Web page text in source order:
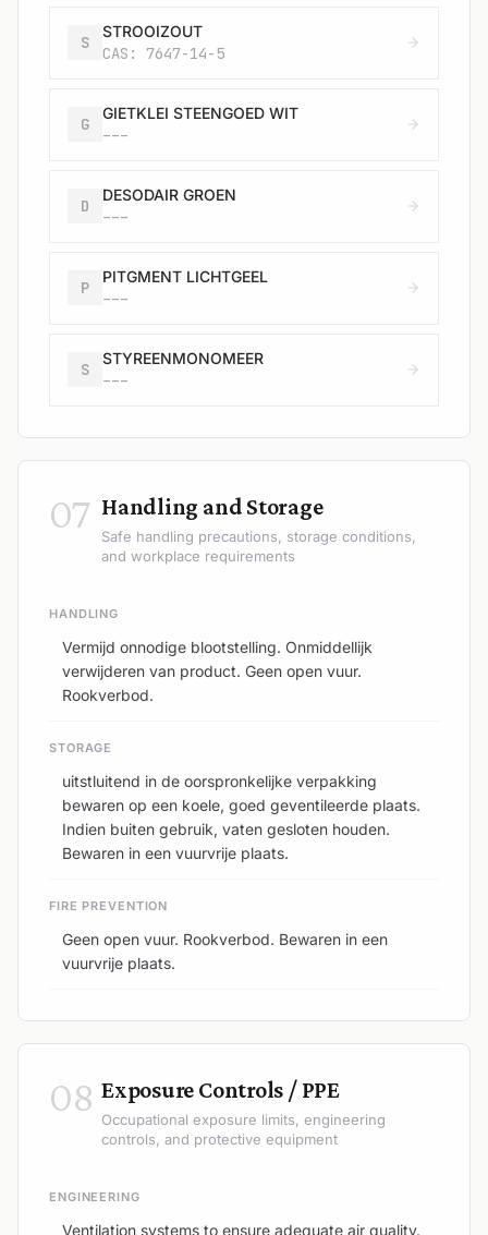
S
STROOIZOUT
CAS: 7647-14-5
G
GIETKLEI STEENGOED WIT
---
D
DESODAIR GROEN
---
P
PITGMENT LICHTGEEL
---
S
STYREENMONOMEER
---
07 Handling and Storage
Safe handling precautions, storage conditions,
and workplace requirements
HANDLING
Vermijd onnodige blootstelling. Onmiddellijk
verwijderen van product. Geen open vuur.
Rookverbod.
STORAGE
uitstluitend in de oorspronkelijke verpakking
bewaren op een koele, goed geventileerde plaats.
Indien buiten gebruik, vaten gesloten houden.
Bewaren in een vuurvrije plaats.
FIRE PREVENTION
Geen open vuur. Rookverbod. Bewaren in een
vuurvrije plaats.
08 Exposure Controls / PPE
Occupational exposure limits, engineering
controls, and protective equipment
ENGINEERING
Ventilation systems to ensure adequate air quality.